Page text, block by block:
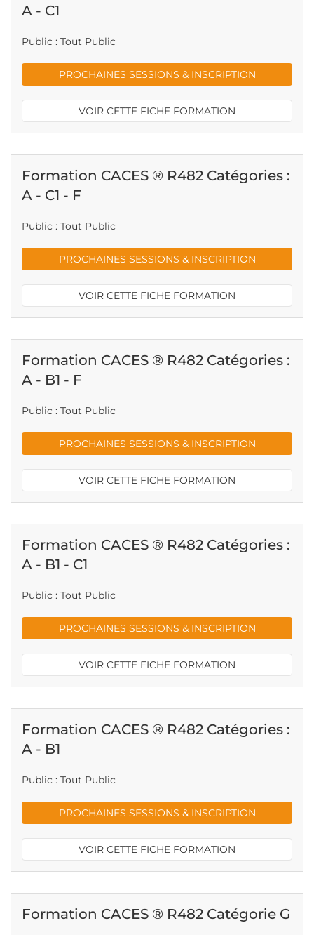
A - C1
Public : Tout Public
PROCHAINES SESSIONS & INSCRIPTION
VOIR CETTE FICHE FORMATION
Formation CACES ® R482 Catégories :
A - C1 - F
Public : Tout Public
PROCHAINES SESSIONS & INSCRIPTION
VOIR CETTE FICHE FORMATION
Formation CACES ® R482 Catégories :
A - B1 - F
Public : Tout Public
PROCHAINES SESSIONS & INSCRIPTION
VOIR CETTE FICHE FORMATION
Formation CACES ® R482 Catégories :
A - B1 - C1
Public : Tout Public
PROCHAINES SESSIONS & INSCRIPTION
VOIR CETTE FICHE FORMATION
Formation CACES ® R482 Catégories :
A - B1
Public : Tout Public
PROCHAINES SESSIONS & INSCRIPTION
VOIR CETTE FICHE FORMATION
Formation CACES ® R482 Catégorie G